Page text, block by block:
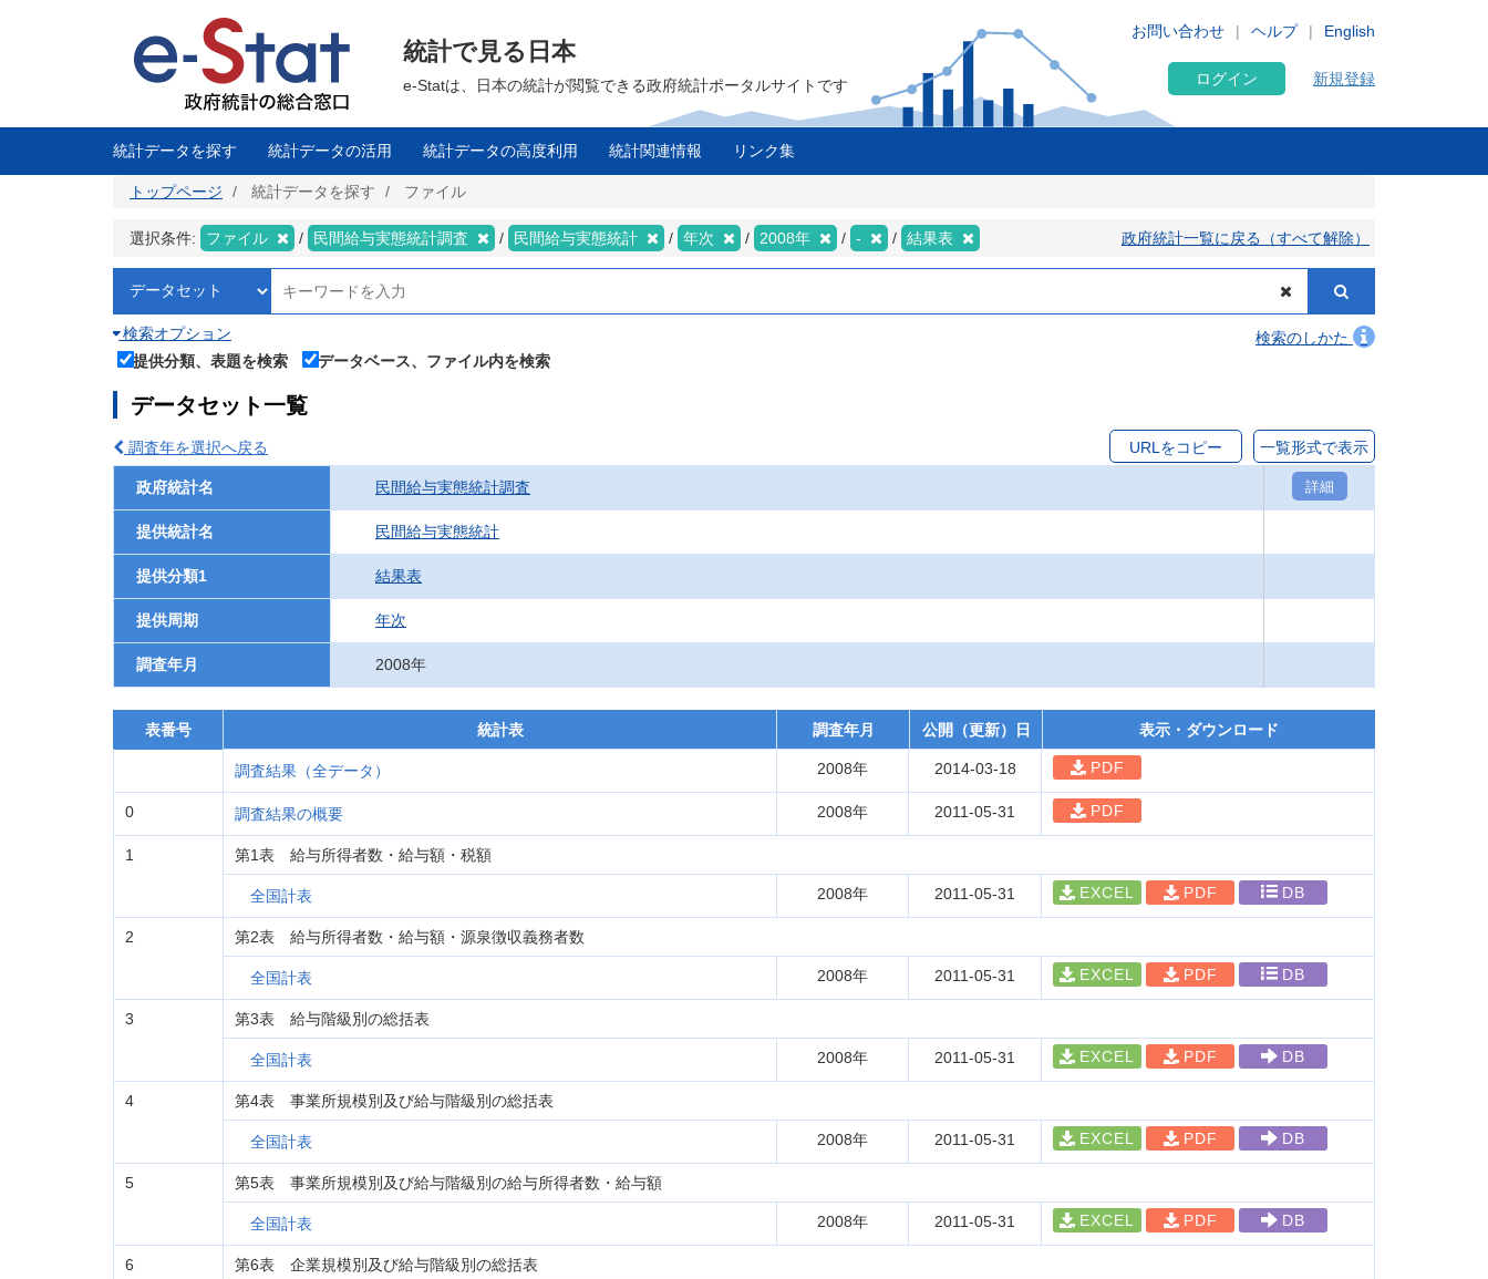
に
English
お問い合わせ ヘルプ
統計で見る日本
e-Statは、日本の統計が閲覧できる政府統計ポータルサイトです ログイン 新規登録
統計データを探す 統計データの活用 統計データの高度利用 統計関連情報 リンク集
トップページ 統計データを探す ファイル
選択条件: ファイル 民間給与実態統計調査 民間給与実態統計 年次 2008年 - 結果表 政府統計一覧に戻る（すべて解除）
検索オプション
検索のしかた
提供分類、表題を検索
データベース、ファイル内を検索
データセット一覧
調査年を選択へ戻る URLをコピー 一覧形式で表示
政府統計名 民間給与実態統計調査 詳細
提供統計名 民間給与実態統計
提供分類1 結果表
提供周期 年次
調査年月 2008年
表番号 統計表 調査年月 公開（更新）日 表示・ダウンロード
調査結果（全データ） 2008年 2014-03-18 PDF
0 調査結果の概要 2008年 2011-05-31 PDF
1 第1表 給与所得者数・給与額・税額
全国計表 2008年 2011-05-31 EXCEL PDF DB
2 第2表 給与所得者数・給与額・源泉徴収義務者数
全国計表 2008年 2011-05-31 EXCEL PDF DB
3 第3表 給与階級別の総括表
全国計表 2008年 2011-05-31 EXCEL PDF DB
4 第4表 事業所規模別及び給与階級別の総括表
全国計表 2008年 2011-05-31 EXCEL PDF DB
5 第5表 事業所規模別及び給与階級別の給与所得者数・給与額
全国計表 2008年 2011-05-31 EXCEL PDF DB
6 第6表 企業規模別及び給与階級別の総括表